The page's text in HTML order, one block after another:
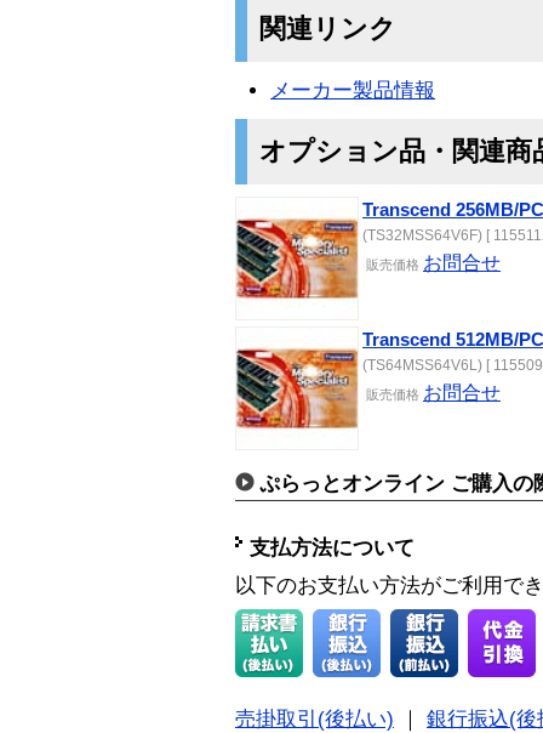
関連リンク
メーカー製品情報
オプション品・関連商
Transcend 256MB/
(TS32MSS64V6F) [
販売価格 お問合せ
Transcend 512MB/
(TS64MSS64V6L) [
販売価格 お問合せ
ぷらっとオンライン ご購入の
支払方法について
以下のお支払い方法がご利用で
売掛取引(後払い)
銀行振込(後